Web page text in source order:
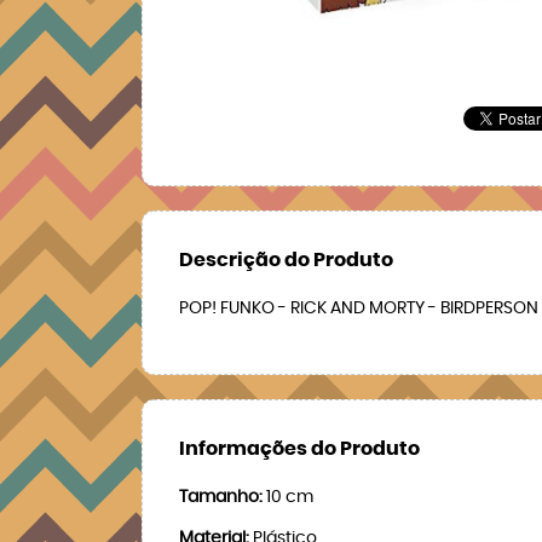
Descrição do Produto
POP! FUNKO - RICK AND MORTY - BIRDPERSON
Informações do Produto
Tamanho: 10 cm
Material: Plástico